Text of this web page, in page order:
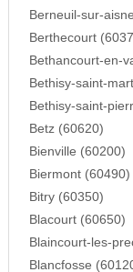
Berneuil-sur-
Berthecourt
Bethancourt-en-
Bethisy-saint-
Bethisy-saint-
Betz (60620)
Bienville (60200)
Biermont (60490)
Bitry (60350)
Blacourt (60650)
Blaincourt-les-
Blancfosse